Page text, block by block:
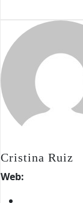
Cristina Ruiz
Web: